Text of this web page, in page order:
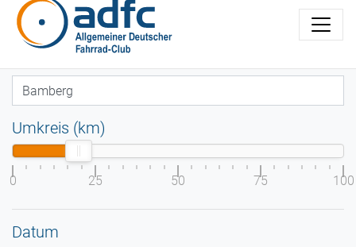
Umkreis (km)
0 25 50 75 100
Datum